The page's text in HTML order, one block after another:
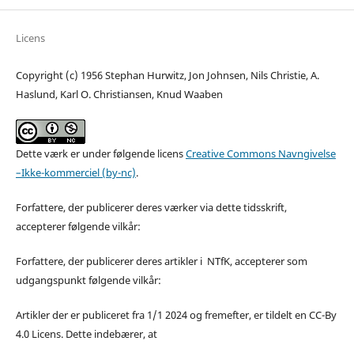
Licens
Copyright (c) 1956 Stephan Hurwitz, Jon Johnsen, Nils Christie, A.
Haslund, Karl O. Christiansen, Knud Waaben
Dette værk er under følgende licensCreative Commons Navngivelse
–Ikke-kommerciel (by-nc).
Forfattere, der publicerer deres værker via dette tidsskrift,
accepterer følgende vilkår:
Forfattere, der publicerer deres artikler i NTfK, accepterer som
udgangspunkt følgende vilkår:
Artikler der er publiceret fra 1/1 2024 og fremefter, er tildelt en CC-By
4.0 Licens. Dette indebærer, at